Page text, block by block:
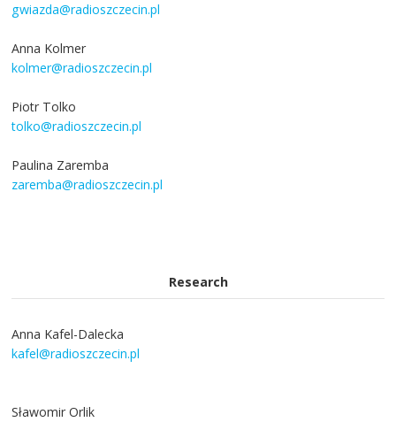
gwiazda@radioszczecin.pl
Anna Kolmer
kolmer@radioszczecin.pl
Piotr Tolko
tolko@radioszczecin.pl
Paulina Zaremba
zaremba@radioszczecin.pl
Research
Anna Kafel-Dalecka
kafel@radioszczecin.pl
Sławomir Orlik